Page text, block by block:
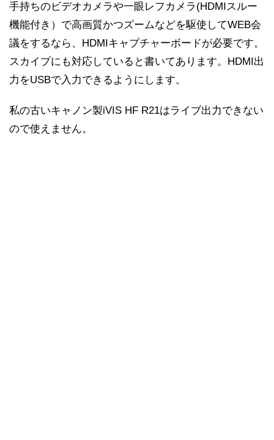
手持ちのビデオカメラや一眼レフカメラ(HDMIスルー
機能付き）で高画質かつズームなどを駆使してWEB会
議をするなら、HDMIキャプチャーボードが必要です。
スカイプにも対応していると書いてあります。HDMI出
力をUSBで入力できるようにします。
私の古いキャノン製iVIS HF R21はライブ出力できない
ので使えません。